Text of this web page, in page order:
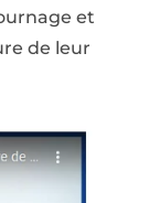
et
de leur